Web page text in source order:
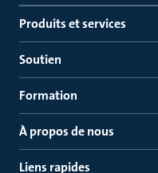
Produits et services
Soutien
Formation
À propos de nous
Liens rapides